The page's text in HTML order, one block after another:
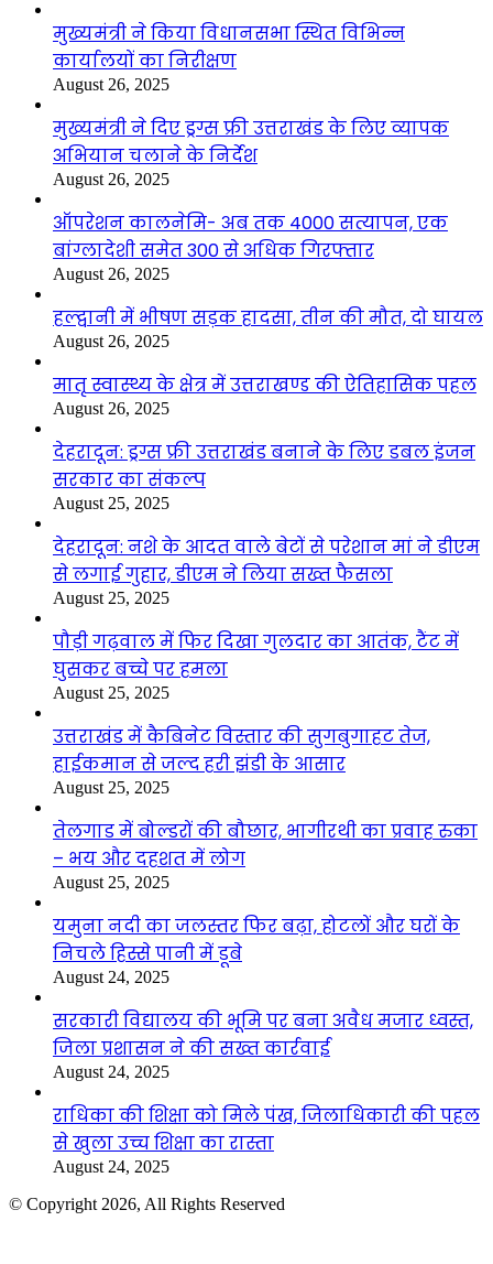
मुख्यमंत्री ने किया विधानसभा स्थित विभिन्न
कार्यालयों का निरीक्षण
August 26, 2025
मुख्यमंत्री ने दिए ड्रग्स फ्री उत्तराखंड के लिए व्यापक
अभियान चलाने के निर्देश
August 26, 2025
ऑपरेशन कालनेमि- अब तक 4000 सत्यापन, एक
बांग्लादेशी समेत 300 से अधिक गिरफ्तार
August 26, 2025
हल्द्वानी में भीषण सड़क हादसा, तीन की मौत, दो घायल
August 26, 2025
मातृ स्वास्थ्य के क्षेत्र में उत्तराखण्ड की ऐतिहासिक पहल
August 26, 2025
देहरादून: ड्रग्स फ्री उत्तराखंड बनाने के लिए डबल इंजन
सरकार का संकल्प
August 25, 2025
देहरादून: नशे के आदत वाले बेटों से परेशान मां ने डीएम
से लगाई गुहार, डीएम ने लिया सख्त फैसला
August 25, 2025
पौड़ी गढ़वाल में फिर दिखा गुलदार का आतंक, टैंट में
घुसकर बच्चे पर हमला
August 25, 2025
उत्तराखंड में कैबिनेट विस्तार की सुगबुगाहट तेज,
हाईकमान से जल्द हरी झंडी के आसार
August 25, 2025
तेलगाड में बोल्डरों की बौछार, भागीरथी का प्रवाह रुका
– भय और दहशत में लोग
August 25, 2025
यमुना नदी का जलस्तर फिर बढ़ा, होटलों और घरों के
निचले हिस्से पानी में डूबे
August 24, 2025
सरकारी विद्यालय की भूमि पर बना अवैध मजार ध्वस्त,
जिला प्रशासन ने की सख्त कार्रवाई
August 24, 2025
राधिका की शिक्षा को मिले पंख, जिलाधिकारी की पहल
से खुला उच्च शिक्षा का रास्ता
August 24, 2025
© Copyright 2026, All Rights Reserved